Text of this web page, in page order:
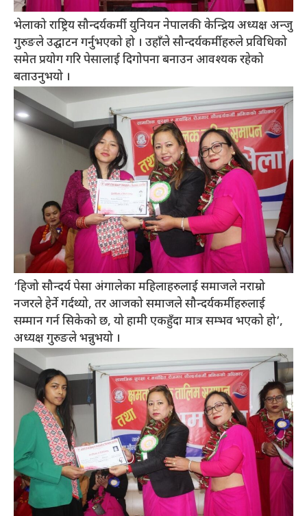
भेलाको राष्ट्रिय सौन्दर्यकर्मी युनियन नेपालकी केन्द्रिय अध्यक्ष अन्जु
गुरुङले उद्घाटन गर्नुभएको हो । उहाँले सौन्दर्यकर्मीहरुले प्रविधिको
समेत प्रयोग गरि पेसालाई दिगोपना बनाउन आवश्यक रहेको
बताउनुभयो ।
‘हिजो सौन्दर्य पेसा अंगालेका महिलाहरुलाई समाजले नराम्रो
नजरले हेर्ने गर्दथ्यो, तर आजको समाजले सौन्दर्यकर्मीहरुलाई
सम्मान गर्न सिकेको छ, यो हामी एकहुँदा मात्र सम्भव भएको हो’,
अध्यक्ष गुरुङले भन्नुभयो ।